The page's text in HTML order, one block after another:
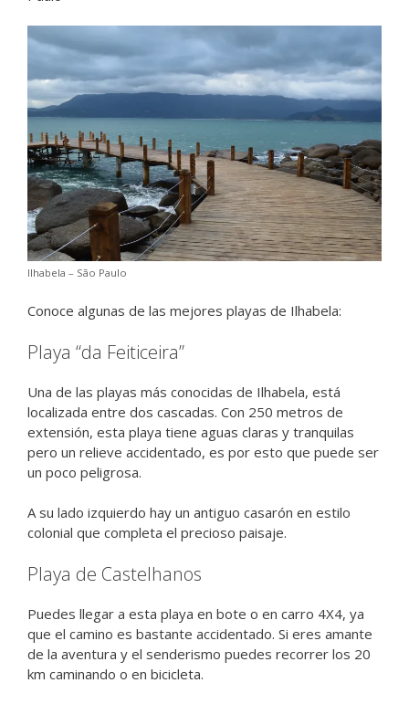
Ilhabela – São Paulo
Conoce algunas de las mejores playas de Ilhabela:
Playa “da Feiticeira”
Una de las playas más conocidas de Ilhabela, está
localizada entre dos cascadas. Con 250 metros de
extensión, esta playa tiene aguas claras y tranquilas
pero un relieve accidentado, es por esto que puede ser
un poco peligrosa.
A su lado izquierdo hay un antiguo casarón en estilo
colonial que completa el precioso paisaje.
Playa de Castelhanos
Puedes llegar a esta playa en bote o en carro 4X4, ya
que el camino es bastante accidentado. Si eres amante
de la aventura y el senderismo puedes recorrer los 20
km caminando o en bicicleta.